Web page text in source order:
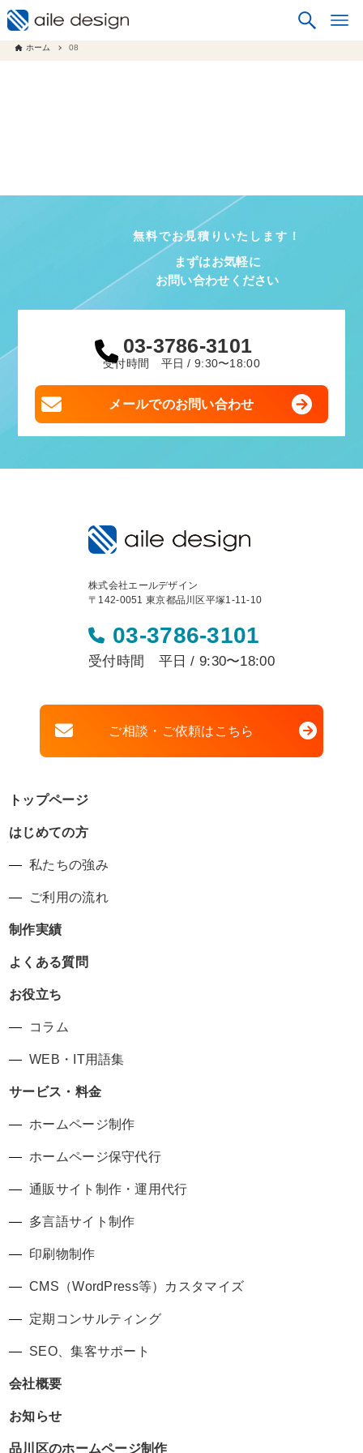
ホーム 08
無料でお見積りいたします！
まずはお気軽に
お問い合わせください
03-3786-3101
受付時間 平日 / 9:30〜18:00
メールでのお問い合わせ
株式会社エールデザイン
〒142-0051 東京都品川区平塚1-11-10
03-3786-3101
受付時間 平日 / 9:30〜18:00
ご相談・ご依頼はこちら
トップページ
はじめての方
私たちの強み
ご利用の流れ
制作実績
よくある質問
お役立ち
コラム
WEB・IT用語集
サービス・料金
ホームページ制作
ホームページ保守代行
通販サイト制作・運用代行
多言語サイト制作
印刷物制作
CMS（WordPress等）カスタマイズ
定期コンサルティング
SEO、集客サポート
会社概要
お知らせ
品川区のホームページ制作